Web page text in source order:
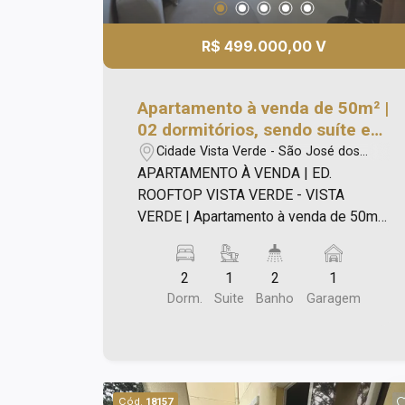
R$ 499.000,00 V
Apartamento à venda de 50m² |
02 dormitórios, sendo suíte e
01 vaga de garagem | Edifício
Rooftop Vista Verde - Vista
Verde | São José dos Campos |
Cidade Vista Verde - São José dos
Campos/SP
APARTAMENTO À VENDA | ED.
ROOFTOP VISTA VERDE - VISTA
VERDE | Apartamento à venda de 50m²,
dormitórios sendo uma suíte; - Banheiro
social; - Cozinha; - Área de serviço.
Lazer com: - Piscina; - Churrasqueira; -
Fechadura biométrica. Agende já uma
2
Dorm.
1
Suite
2
Banho
1
Garagem
Cód. 18157